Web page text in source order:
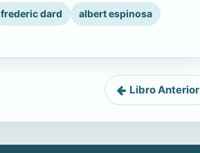
frederic dard
albert espinosa
Libro Anterior